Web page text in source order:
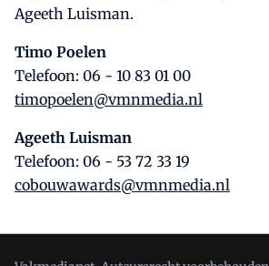
Ageeth Luisman.
Timo Poelen
Telefoon: 06 - 10 83 01 00
timopoelen@vmnmedia.nl
Ageeth Luisman
Telefoon: 06 - 53 72 33 19
cobouwawards@vmnmedia.nl